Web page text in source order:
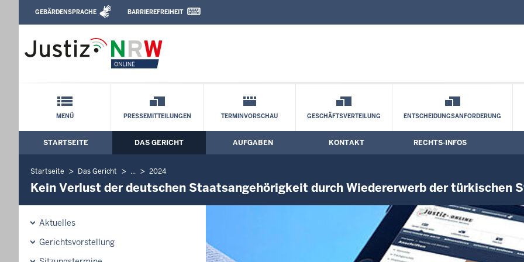
Verwaltungsgericht Düsseldorf: Kein Verlust der deutschen
Staatsangehörigkeit im Jahr 2000
Direkt zum Inhalt
Leichte Sprache, Gebärdensprachenvideo und Kontaktformular
GEBÄRDENSPRACHE BARRIEREFREIHEIT
Schnellnavigation mit Volltext-Suche
MENÜ PRESSEMITTEILUNGEN TERMINVORSCHAU GESCHÄFTSVERTEILUNG ENTSCHEIDUNGSANFORDERUNG
Hauptmenü: Hauptnavigation
STARTSEITE DAS GERICHT AUFGABEN KONTAKT RECHTS-INFOS
Startseite Das Gericht ... 2024
Kein Verlust der deutschen Staatsangehörigkeit durch Wiedererwerb der türkischen
Aktuelles
Gerichtsvorstellung